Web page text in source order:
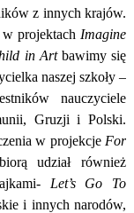
z innych krajów.
projektach Imagine
in Artbawimy się
naszej szkoły –
nauczyciele
Gruzji i Polski.
w projekcje For
udział również
Let’s Go To
i innych narodów,